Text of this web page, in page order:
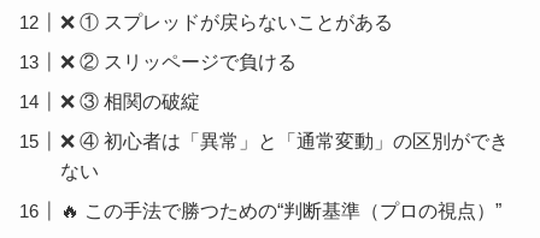
❌ ① スプレッドが戻らないことがある
❌ ② スリッページで負ける
❌ ③ 相関の破綻
❌ ④ 初心者は「異常」と「通常変動」の区別ができ
ない
🔥 この手法で勝つための“判断基準（プロの視点）”